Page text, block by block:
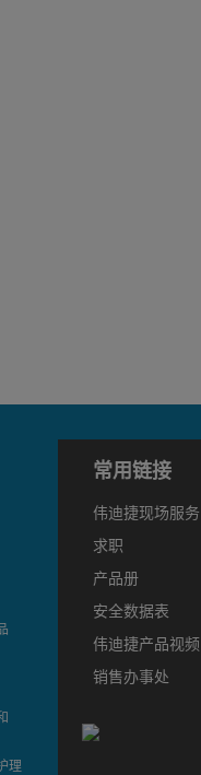
理
常用链接
伟迪捷现场服务
求职
产品册
安全数据表
伟迪捷产品视频
销售办事处